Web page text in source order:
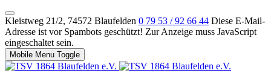
Kleistweg 21/2, 74572 Blaufelden 0 79 53 / 92 66 44 Diese E-Mail-
Adresse ist vor Spambots geschützt! Zur Anzeige muss JavaScript
eingeschaltet sein.
Mobile Menu Toggle